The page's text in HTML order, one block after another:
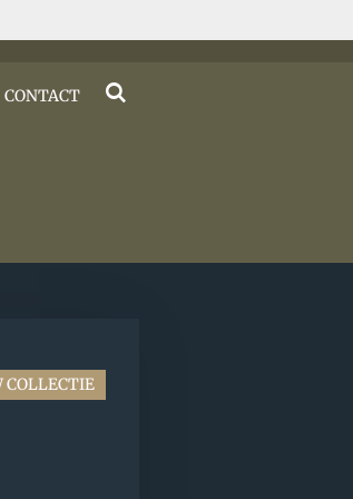
CONTACT
COLLECTIE